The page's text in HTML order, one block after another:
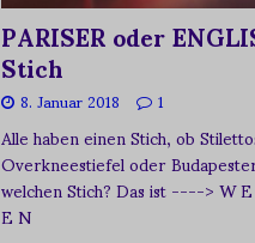
PARISER oder
Stich
8. Januar 2018 1
Alle haben einen Stich, ob
Overkneestiefel oder
welchen Stich? Das ist----> W
E N